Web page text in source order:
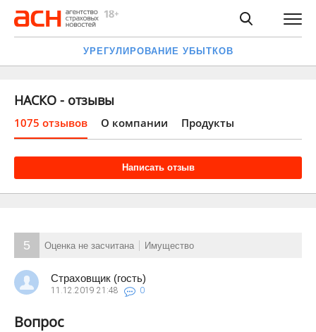
УРЕГУЛИРОВАНИЕ УБЫТКОВ
НАСКО - отзывы
1075 отзывов О компании Продукты
Написать отзыв
5 Оценка не засчитана Имущество
Страховщик (гость)
11.12.2019 21:48 0
Вопрос